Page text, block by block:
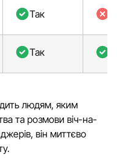
Так
Так
людям, яким
та розмови віч-на-
він миттєво